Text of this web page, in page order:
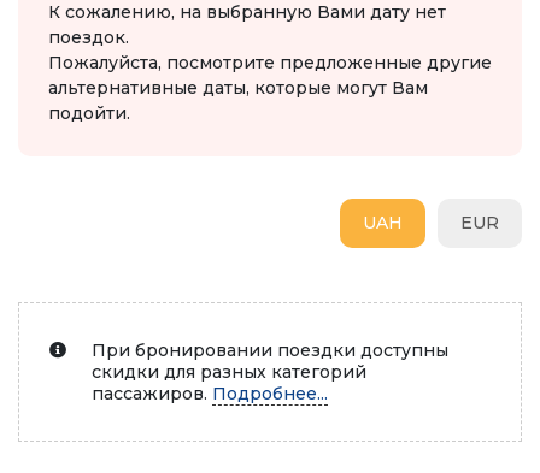
К сожалению, на выбранную Вами дату нет
поездок.
Пожалуйста, посмотрите предложенные другие
альтернативные даты, которые могут Вам
подойти.
EUR
UAH
При бронировании поездки доступны
скидки для разных категорий
пассажиров. Подробнее...